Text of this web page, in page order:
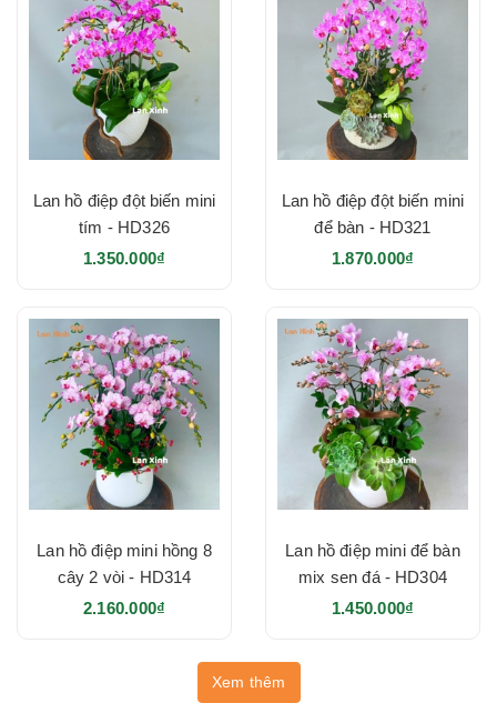
Lan hồ điệp đột biến mini
tím - HD326
1.350.000₫
Lan hồ điệp đột biến mini
để bàn - HD321
1.870.000₫
Lan hồ điệp mini hồng 8
cây 2 vòi - HD314
2.160.000₫
Lan hồ điệp mini để bàn
mix sen đá - HD304
1.450.000₫
Xem thêm